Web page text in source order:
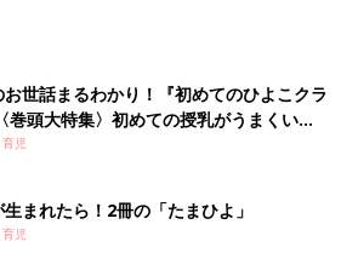
世話まるわかり！『初めてのひよこクラ
巻頭大特集〉初めての授乳がうまくい
い・ミルクの基本と夏のトラブル 解決テ
児
まれたら！2冊の「たまひよ」
児